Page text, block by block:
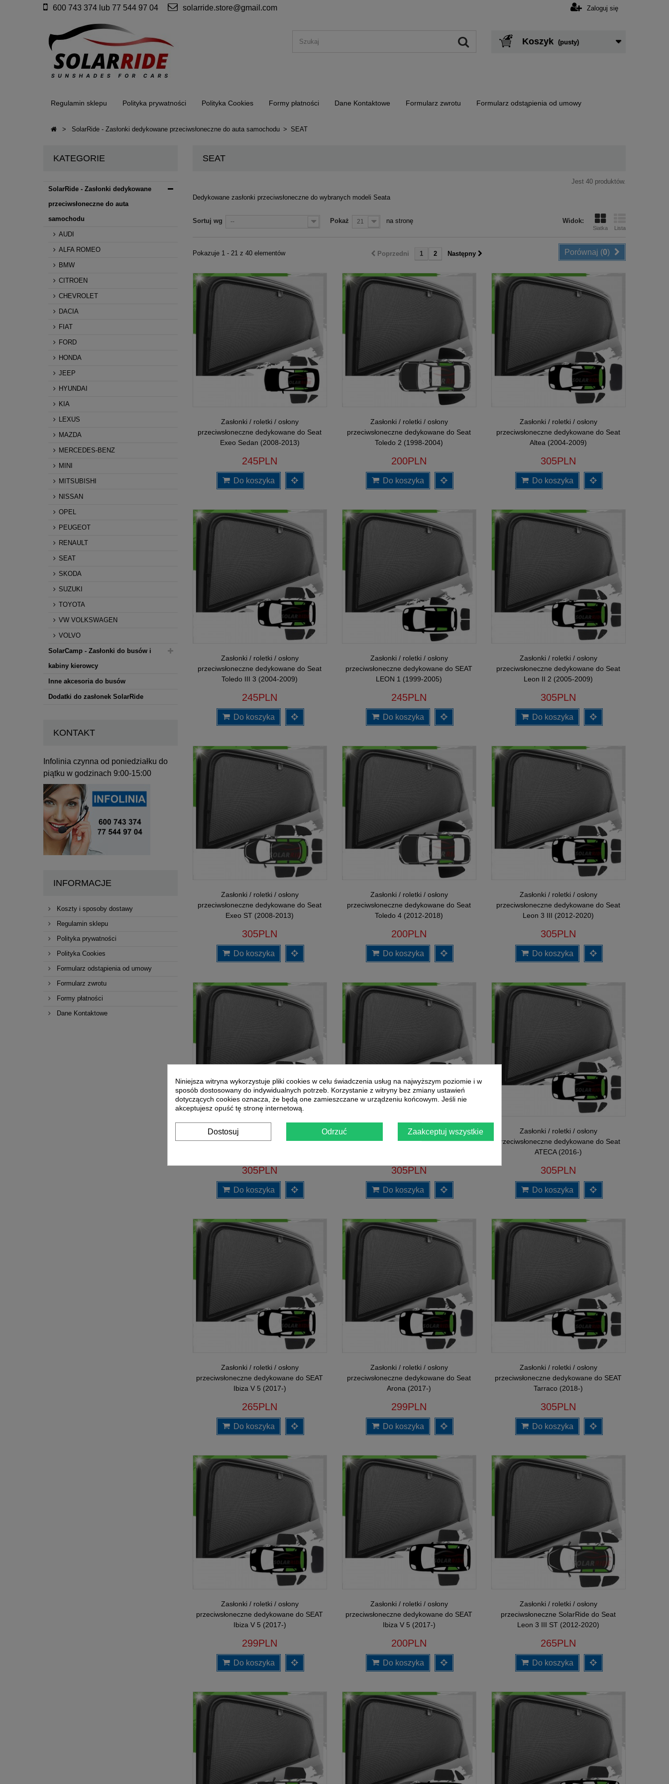
Zaloguj się
600 743 374 lub 77 544 97 04 solarride.store@gmail.com
Koszyk (pusty)
Regulamin sklepu Polityka prywatności Polityka Cookies Formy płatności Dane Kontaktowe Formularz zwrotu Formularz odstąpienia od umowy
> SolarRide - Zasłonki dedykowane przeciwsłoneczne do auta samochodu > SEAT
KATEGORIE
SolarRide - Zasłonki dedykowane
przeciwsłoneczne do auta
samochodu
AUDI
ALFA ROMEO
BMW
CITROEN
CHEVROLET
DACIA
FIAT
FORD
HONDA
JEEP
HYUNDAI
KIA
LEXUS
MAZDA
MERCEDES-BENZ
MINI
MITSUBISHI
NISSAN
OPEL
PEUGEOT
RENAULT
SEAT
SKODA
SUZUKI
TOYOTA
VW VOLKSWAGEN
VOLVO
SolarCamp - Zasłonki do busów i
kabiny kierowcy
Inne akcesoria do busów
Dodatki do zasłonek SolarRide
KONTAKT
Infolinia czynna od poniedziałku do
piątku w godzinach 9:00-15:00
INFORMACJE
Koszty i sposoby dostawy
Regulamin sklepu
Polityka prywatności
Polityka Cookies
Formularz odstąpienia od umowy
Formularz zwrotu
Formy płatności
Dane Kontaktowe
SEAT
Jest 40 produktów.
Dedykowane zasłonki przeciwsłoneczne do wybranych modeli Seata
Widok:
Siatka Lista
Sortuj wg -- Pokaż 21 na stronę
Porównaj (0)
Poprzedni 1 2 Następny
Pokazuje 1 - 21 z 40 elementów
Zasłonki / roletki / osłony
przeciwsłoneczne dedykowane do Seat
Exeo Sedan (2008-2013)
245PLN
Do koszyka
Zasłonki / roletki / osłony
przeciwsłoneczne dedykowane do Seat
Toledo 2 (1998-2004)
200PLN
Do koszyka
Zasłonki / roletki / osłony
przeciwsłoneczne dedykowane do Seat
Altea (2004-2009)
305PLN
Do koszyka
Zasłonki / roletki / osłony
przeciwsłoneczne dedykowane do Seat
Toledo III 3 (2004-2009)
245PLN
Do koszyka
Zasłonki / roletki / osłony
przeciwsłoneczne dedykowane do SEAT
LEON 1 (1999-2005)
245PLN
Do koszyka
Zasłonki / roletki / osłony
przeciwsłoneczne dedykowane do Seat
Leon II 2 (2005-2009)
305PLN
Do koszyka
Zasłonki / roletki / osłony
przeciwsłoneczne dedykowane do Seat
Exeo ST (2008-2013)
305PLN
Do koszyka
Zasłonki / roletki / osłony
przeciwsłoneczne dedykowane do Seat
Toledo 4 (2012-2018)
200PLN
Do koszyka
Zasłonki / roletki / osłony
przeciwsłoneczne dedykowane do Seat
Leon 3 III (2012-2020)
305PLN
Do koszyka
Zasłonki / roletki / osłony
przeciwsłoneczne SolarRide do Seat
305PLN
Do koszyka
Zasłonki / roletki / osłony
przeciwsłoneczne dedykowane do Seat
305PLN
Do koszyka
Zasłonki / roletki / osłony
przeciwsłoneczne dedykowane do Seat
ATECA (2016-)
305PLN
Do koszyka
Zasłonki / roletki / osłony
przeciwsłoneczne dedykowane do SEAT
Ibiza V 5 (2017-)
265PLN
Do koszyka
Zasłonki / roletki / osłony
przeciwsłoneczne dedykowane do Seat
Arona (2017-)
299PLN
Do koszyka
Zasłonki / roletki / osłony
przeciwsłoneczne dedykowane do SEAT
Tarraco (2018-)
305PLN
Do koszyka
Zasłonki / roletki / osłony
przeciwsłoneczne dedykowane do SEAT
Ibiza V 5 (2017-)
299PLN
Do koszyka
Zasłonki / roletki / osłony
przeciwsłoneczne dedykowane do SEAT
Ibiza V 5 (2017-)
200PLN
Do koszyka
Zasłonki / roletki / osłony
przeciwsłoneczne SolarRide do Seat
Leon 3 III ST (2012-2020)
265PLN
Do koszyka
Niniejsza witryna wykorzystuje pliki cookies w celu świadczenia usług na najwyższym poziomie i w
sposób dostosowany do indywidualnych potrzeb. Korzystanie z witryny bez zmiany ustawień
dotyczących cookies oznacza, że będą one zamieszczane w urządzeniu końcowym. Jeśli nie
akceptujesz opuść tę stronę internetową.
Dostosuj Odrzuć Zaakceptuj wszystkie